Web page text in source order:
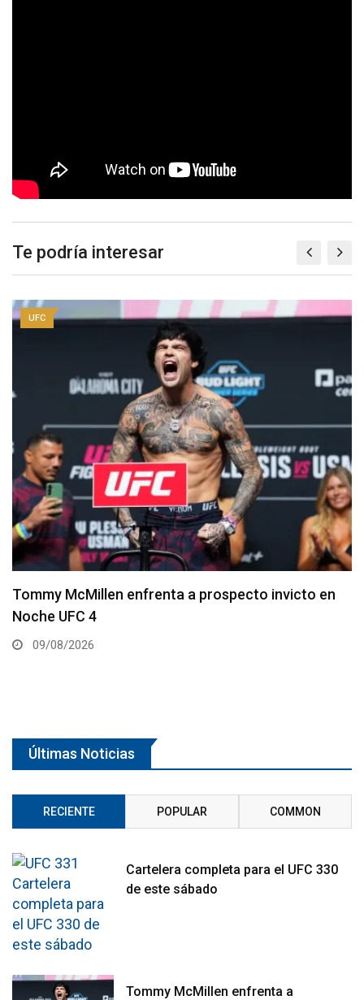
Te podría interesar
UFC
Tommy McMillen enfrenta a prospecto invicto en
Noche UFC 4
09/08/2026
Últimas Noticias
RECIENTE POPULAR COMMON
Cartelera completa para el UFC 330
de este sábado
Tommy McMillen enfrenta a